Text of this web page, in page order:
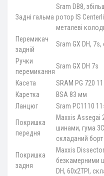
Задні гальма
Sram DB8,
ротор IS
металеві
Перемикач
задній
Sram GX DH, 7s,
Ручки
перемикання
Sram GX DH 7s
Касета
SRAM PG 720
Каретка
BSA 83 мм
Ланцюг
Sram PC1110
Покришка
передня
Maxxis Assegai
шинами, гума
складаний борт
Покришка
задня
Maxxis Dissector
безкамерними
DH, 60x2TPI,